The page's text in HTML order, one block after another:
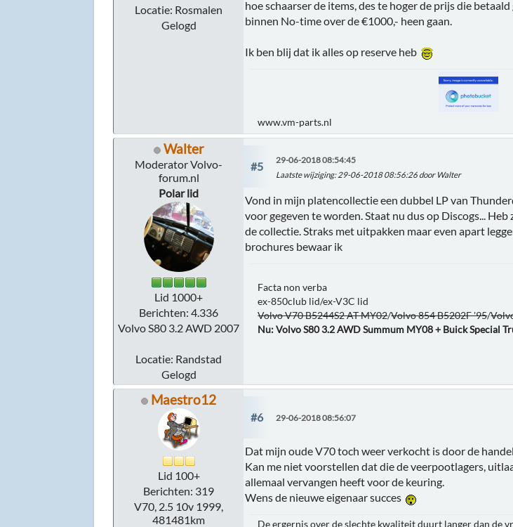
Locatie: Rosmalen
Gelogd
hoe schaarser de items, des te hoger de prijs die
binnen No-time over de €1000,- heen gaan.
Ik ben blij dat ik alles op reserve heb
www.vm-parts.nl
Walter
Moderator Volvo-
forum.nl
Polar lid
Lid 1000+
Berichten: 4.336
Volvo S80 3.2 AWD 2007
Locatie: Randstad
Gelogd
#5
29-06-2018 08:54:45
Laatste wijziging: 29-06-2018 08:56:26 door Walter
Vond in mijn platencollectie een dubbel LP van
voor gegeven te worden. Staat nu dus op Discogs...
de collectie. Straks met uitpakken maar even apart
brochures bewaar ik
Facta non verba
ex-850club lid/ex-V3C lid
Volvo V70 B5244S2 AT MY02/Volvo 854 B5202F '95/
Nu: Volvo S80 3.2 AWD Summum MY08 + Buick Special
Maestro12
Lid 100+
Berichten: 319
V70, 2.5 10v 1999,
481481km
#6 29-06-2018 08:56:07
Dat mijn oude V70 toch weer verkocht is door de
Kan me niet voorstellen dat die de veerpootlagers,
allemaal vervangen heeft voor de keuring.
Wens de nieuwe eigenaar succes
De ergernis over de slechte kwaliteit duurt langer dan de